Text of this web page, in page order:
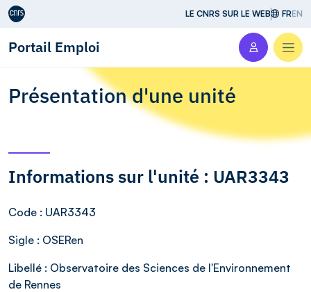
Aller au contenu LE CNRS SUR LE WEB FREN
Portail Emploi
Présentation d'une unité
Informations sur l'unité : UAR3343
Code : UAR3343
Sigle : OSERen
Libellé : Observatoire des Sciences de l'Environnement
de Rennes